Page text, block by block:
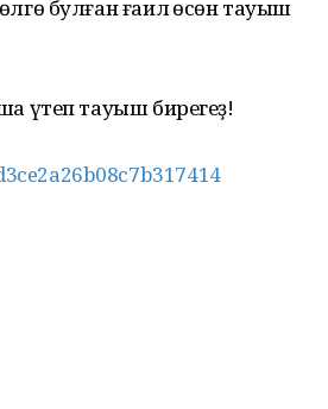
булған ғаилә өсөн тауыш
үтеп тауыш бирегеҙ!